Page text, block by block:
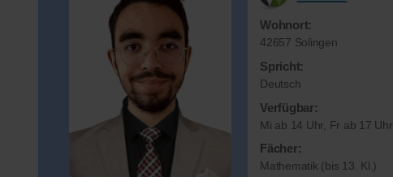
Wohnort:
42657 Solingen
Spricht:
Deutsch
Verfügbar:
Mi ab 14 Uhr, Fr ab 17 Uhr
Fächer:
Mathematik (bis 13. Kl.)